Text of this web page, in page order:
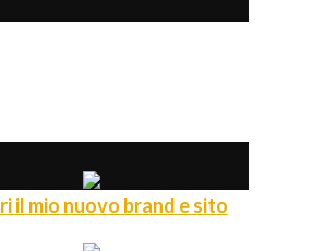
il mio nuovo brand e sito